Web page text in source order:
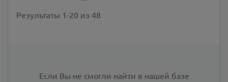
Результаты 1-20 из 48
Если Вы не смогли найти в нашей базе